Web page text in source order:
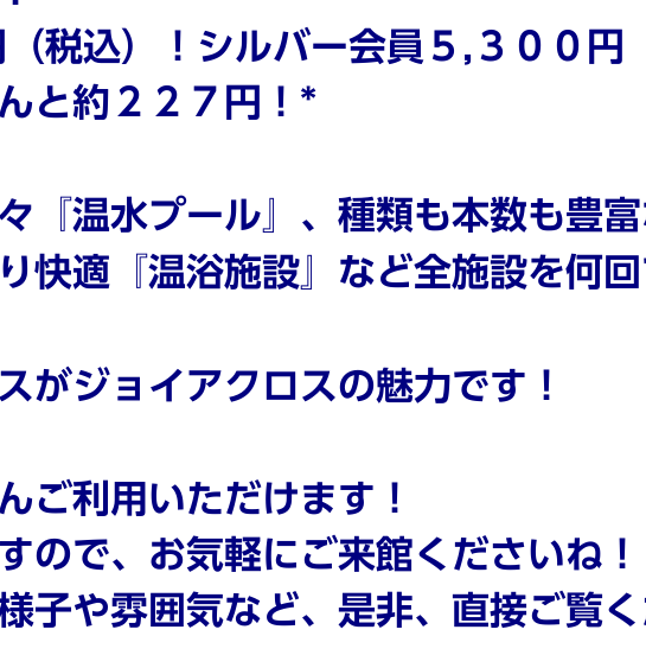
税込）！シルバー会員５,３００円
と約２２７円！*
『温水プール』、種類も本数も豊
快適『温浴施設』など全施設を何
がジョイアクロスの魅力です！
ご利用いただけます！
ので、お気軽にご来館くださいね！
子や雰囲気など、是非、直接ご覧く